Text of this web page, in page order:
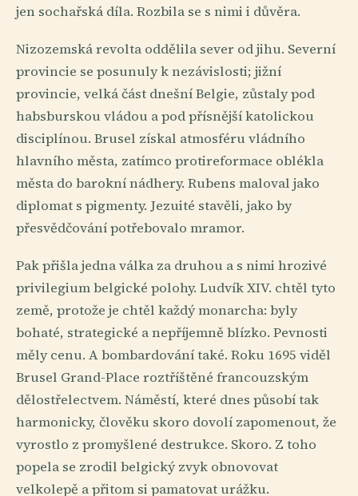
jen sochařská díla. Rozbila se s nimi i důvěra.
Nizozemská revolta oddělila sever od jihu. Severní
provincie se posunuly k nezávislosti; jižní
provincie, velká část dnešní Belgie, zůstaly pod
habsburskou vládou a pod přísnější katolickou
disciplínou. Brusel získal atmosféru vládního
hlavního města, zatímco protireformace oblékla
města do barokní nádhery. Rubens maloval jako
diplomat s pigmenty. Jezuité stavěli, jako by
přesvědčování potřebovalo mramor.
Pak přišla jedna válka za druhou a s nimi hrozivé
privilegium belgické polohy. Ludvík XIV. chtěl tyto
země, protože je chtěl každý monarcha: byly
bohaté, strategické a nepříjemně blízko. Pevnosti
měly cenu. A bombardování také. Roku 1695 viděl
Brusel Grand-Place roztříštěné francouzským
dělostřelectvem. Náměstí, které dnes působí tak
harmonicky, člověku skoro dovolí zapomenout, že
vyrostlo z promyšlené destrukce. Skoro. Z toho
popela se zrodil belgický zvyk obnovovat
velkolepě a přitom si pamatovat urážku.